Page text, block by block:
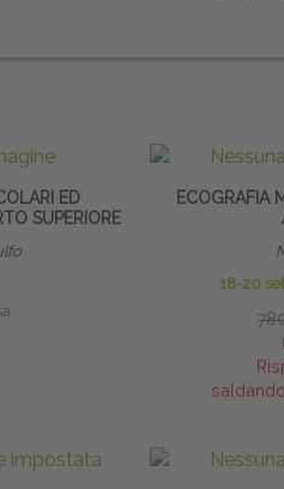
ED
SUPERIORE
ECOGRAFIA
18-20